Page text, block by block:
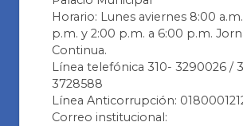
Horario: Lunes aviernes 8:00
p.m. y 2:00 p.m. a 6:00 p.m.
Continua.
Línea telefónica 310- 3290026 /
3728588
Línea Anticorrupción:
Correo institucional: